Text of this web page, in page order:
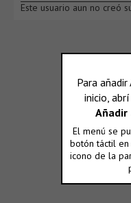
Este usuario aun no creó